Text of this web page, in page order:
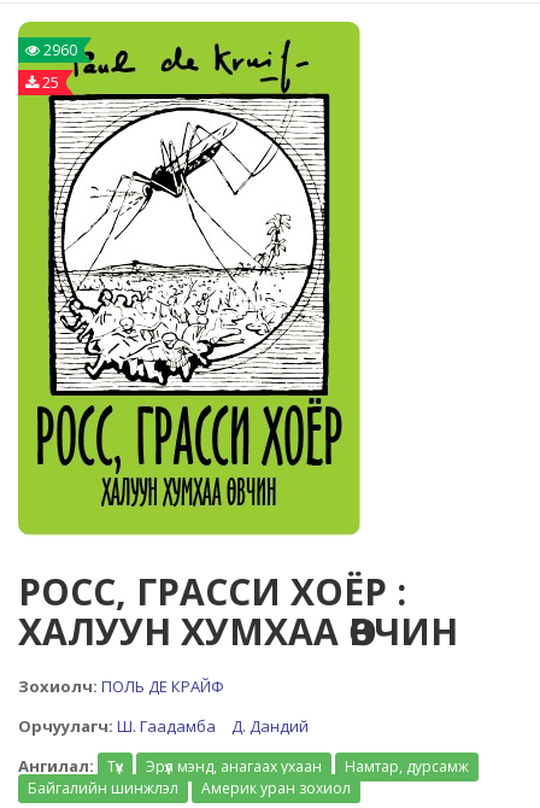
2960
25
РОСС, ГРАССИ ХОЁР :
ХАЛУУН ХУМХАА ӨВЧИН
Зохиолч: ПОЛЬ ДЕ КРАЙФ
Орчуулагч: Ш. Гаадамба
Д. Дандий
Ангилал:
Түүх Эрүүл мэнд, анагаах ухаан
Намтар, дурсамж
Байгалийн шинжлэл
Америк уран зохиол